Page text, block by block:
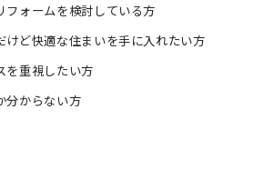
フォームを検討している方
けど快適な住まいを手に入れたい方
を重視したい方
分からない方